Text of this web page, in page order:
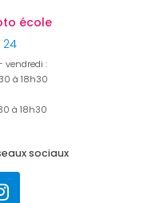
école
24
vendredi :
à 18h30
à 18h30
sociaux